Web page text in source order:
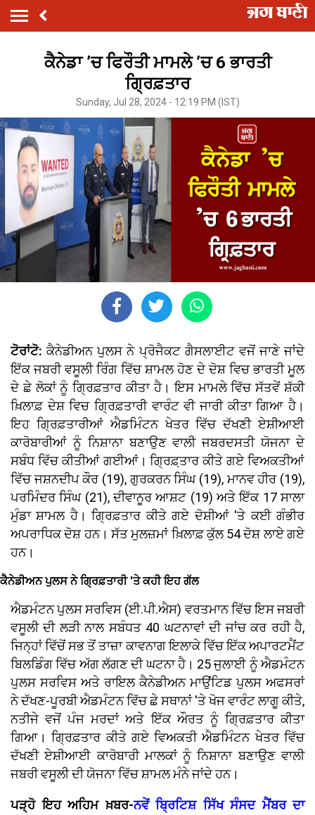
ਕੈਨੇਡਾ ’ਚ ਫਿਰੌਤੀ ਮਾਮਲੇ ’ਚ 6 ਭਾਰਤੀ
ਗ੍ਰਿਫ਼ਤਾਰ
Sunday, Jul 28, 2024 - 12:19 PM (IST)
ਟੋਰਾਂਟੋ: ਕੈਨੇਡੀਅਨ ਪੁਲਸ ਨੇ ਪ੍ਰੋਜੈਕਟ ਗੈਸਲਾਈਟ ਵਜੋਂ ਜਾਣੇ ਜਾਂਦੇ
ਇੱਕ ਜਬਰੀ ਵਸੂਲੀ ਰਿੰਗ ਵਿੱਚ ਸ਼ਾਮਲ ਹੋਣ ਦੇ ਦੋਸ਼ ਵਿਚ ਭਾਰਤੀ ਮੂਲ
ਦੇ ਛੇ ਲੋਕਾਂ ਨੂੰ ਗ੍ਰਿਫ਼ਤਾਰ ਕੀਤਾ ਹੈ। ਇਸ ਮਾਮਲੇ ਵਿੱਚ ਸੱਤਵੇਂ ਸ਼ੱਕੀ
ਖ਼ਿਲਾਫ਼ ਦੇਸ਼ ਵਿਚ ਗ੍ਰਿਫ਼ਤਾਰੀ ਵਾਰੰਟ ਵੀ ਜਾਰੀ ਕੀਤਾ ਗਿਆ ਹੈ।
ਇਹ ਗ੍ਰਿਫ਼ਤਾਰੀਆਂ ਐਡਮਿੰਟਨ ਖੇਤਰ ਵਿੱਚ ਦੱਖਣੀ ਏਸ਼ੀਆਈ
ਕਾਰੋਬਾਰੀਆਂ ਨੂੰ ਨਿਸ਼ਾਨਾ ਬਣਾਉਣ ਵਾਲੀ ਜਬਰਦਸਤੀ ਯੋਜਨਾ ਦੇ
ਸਬੰਧ ਵਿੱਚ ਕੀਤੀਆਂ ਗਈਆਂ। ਗ੍ਰਿਫ਼਼ਤਾਰ ਕੀਤੇ ਗਏ ਵਿਅਕਤੀਆਂ
ਵਿੱਚ ਜਸ਼ਨਦੀਪ ਕੌਰ (19), ਗੁਰਕਰਨ ਸਿੰਘ (19), ਮਾਨਵ ਹੀਰ (19),
ਪਰਮਿੰਦਰ ਸਿੰਘ (21), ਦੀਵਾਨੂਰ ਆਸ਼ਟ (19) ਅਤੇ ਇੱਕ 17 ਸਾਲਾ
ਮੁੰਡਾ ਸ਼ਾਮਲ ਹੈ। ਗ੍ਰਿਫ਼ਤਾਰ ਕੀਤੇ ਗਏ ਦੋਸ਼ੀਆਂ 'ਤੇ ਕਈ ਗੰਭੀਰ
ਅਪਰਾਧਿਕ ਦੋਸ਼ ਹਨ। ਸੱਤ ਮੁਲਜ਼ਮਾਂ ਖ਼ਿਲਾਫ਼ ਕੁੱਲ 54 ਦੋਸ਼ ਲਾਏ ਗਏ
ਹਨ।
ਕੈਨੇਡੀਅਨ ਪੁਲਸ ਨੇ ਗ੍ਰਿਫ਼ਤਾਰੀ 'ਤੇ ਕਹੀ ਇਹ ਗੱਲ
ਐਡਮੰਟਨ ਪੁਲਸ ਸਰਵਿਸ (ਈ.ਪੀ.ਐਸ) ਵਰਤਮਾਨ ਵਿੱਚ ਇਸ ਜਬਰੀ
ਵਸੂਲੀ ਦੀ ਲੜੀ ਨਾਲ ਸਬੰਧਤ 40 ਘਟਨਾਵਾਂ ਦੀ ਜਾਂਚ ਕਰ ਰਹੀ ਹੈ,
ਜਿਨ੍ਹਾਂ ਵਿੱਚੋਂ ਸਭ ਤੋਂ ਤਾਜ਼ਾ ਕਾਵਨਾਗ ਇਲਾਕੇ ਵਿੱਚ ਇੱਕ ਅਪਾਰਟਮੈਂਟ
ਬਿਲਡਿੰਗ ਵਿੱਚ ਅੱਗ ਲੱਗਣ ਦੀ ਘਟਨਾ ਹੈ। 25 ਜੁਲਾਈ ਨੂੰ ਐਡਮੰਟਨ
ਪੁਲਸ ਸਰਵਿਸ ਅਤੇ ਰਾਇਲ ਕੈਨੇਡੀਅਨ ਮਾਉਂਟਿਡ ਪੁਲਸ ਅਫਸਰਾਂ
ਨੇ ਦੱਖਣ-ਪੂਰਬੀ ਐਡਮੰਟਨ ਵਿੱਚ ਛੇ ਸਥਾਨਾਂ 'ਤੇ ਖੋਜ ਵਾਰੰਟ ਲਾਗੂ ਕੀਤੇ,
ਨਤੀਜੇ ਵਜੋਂ ਪੰਜ ਮਰਦਾਂ ਅਤੇ ਇੱਕ ਔਰਤ ਨੂੰ ਗ੍ਰਿਫ਼ਤਾਰ ਕੀਤਾ
ਗਿਆ। ਗ੍ਰਿਫ਼ਤਾਰ ਕੀਤੇ ਗਏ ਵਿਅਕਤੀ ਐਡਮਿੰਟਨ ਖੇਤਰ ਵਿੱਚ
ਦੱਖਣੀ ਏਸ਼ੀਆਈ ਕਾਰੋਬਾਰੀ ਮਾਲਕਾਂ ਨੂੰ ਨਿਸ਼ਾਨਾ ਬਣਾਉਣ ਵਾਲੀ
ਜਬਰੀ ਵਸੂਲੀ ਦੀ ਯੋਜਨਾ ਵਿੱਚ ਸ਼ਾਮਲ ਮੰਨੇ ਜਾਂਦੇ ਹਨ।
ਪੜ੍ਹੋ ਇਹ ਅਹਿਮ ਖ਼ਬਰ-ਨਵੇਂ ਬ੍ਰਿਟਿਸ਼ ਸਿੱਖ ਸੰਸਦ ਮੈਂਬਰ ਦਾ